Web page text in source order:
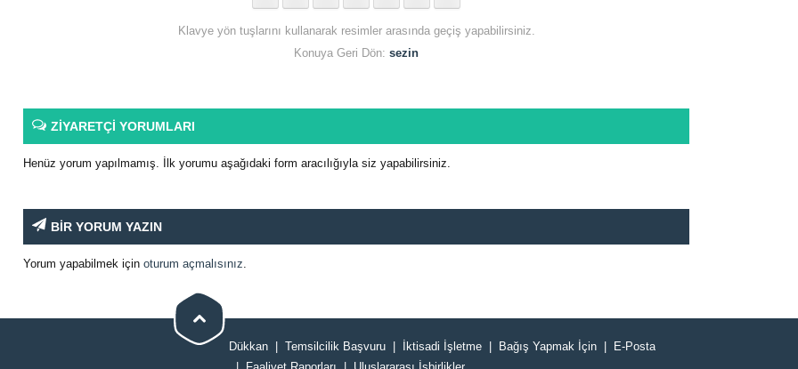
Klavye yön tuşlarını kullanarak resimler arasında geçiş yapabilirsiniz.
Konuya Geri Dön: sezin
ZİYARETÇİ YORUMLARI
Henüz yorum yapılmamış. İlk yorumu aşağıdaki form aracılığıyla siz yapabilirsiniz.
BİR YORUM YAZIN
Yorum yapabilmek için oturum açmalısınız
Dükkan Temsilcilik Başvuru İktisadi İşletme Bağış Yapmak İçin
E-Posta